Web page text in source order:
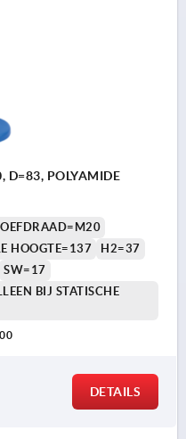
D=83, POLYAMIDE
HOOGTE=137
H2=37
SW=17
BIJ STATISCHE
DETAILS